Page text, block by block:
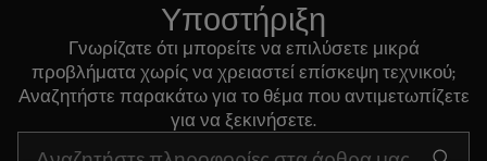
Υποστήριξη
Γνωρίζατε ότι μπορείτε να επιλύσετε μικρά
προβλήματα χωρίς να χρειαστεί επίσκεψη τεχνικού;
Αναζητήστε παρακάτω για το θέμα που αντιμετωπίζετε
για να ξεκινήσετε.